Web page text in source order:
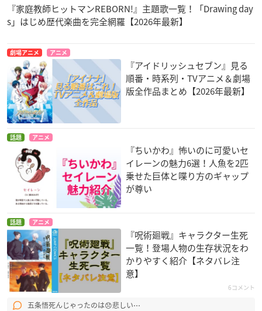
『家庭教師ヒットマンREBORN!』主題歌一覧！「Drawing day
s」はじめ歴代楽曲を完全網羅【2026年最新】
劇場アニメ アニメ
『アイドリッシュセブン』見る
順番・時系列・TVアニメ＆劇場
版全作品まとめ【2026年最新】
話題 アニメ
『ちいかわ』怖いのに可愛いセ
イレーンの魅力6選！人魚を2匹
乗せた巨体と喋り方のギャップ
が尊い
話題 アニメ
『呪術廻戦』キャラクター生死
一覧！登場人物の生存状況をわ
かりやすく紹介【ネタバレ注
意】
6コメント
五条悟死んじゃったのは😞悲しい⋯